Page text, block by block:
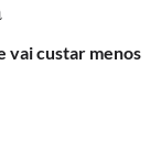
vai custar menos